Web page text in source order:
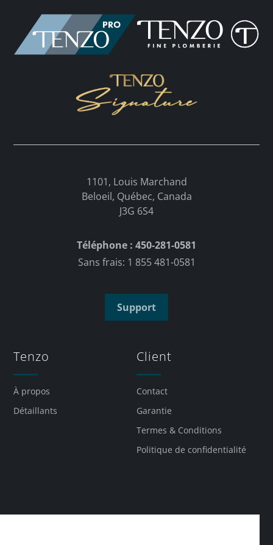
1101, Louis Marchand
Beloeil, Québec, Canada
J3G 6S4
Téléphone : 450-281-0581
Sans frais: 1 855 481-0581
Support
Tenzo
À propos
Détaillants
Client
Contact
Garantie
Termes & Conditions
Politique de confidentialité